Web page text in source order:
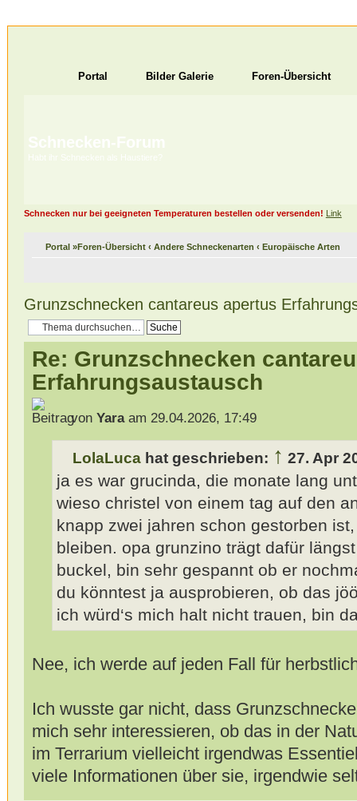
Portal Bilder Galerie Foren-Übersicht
Schnecken-Forum
Habt ihr Schnecken als Haustiere?
Schnecken nur bei geeigneten Temperaturen bestellen oder versenden! Link
Portal»Foren-Übersicht ‹ Andere Schneckenarten ‹ Europäische Arten
Grunzschnecken cantareus apertus
Re: Grunzschnecken
Erfahrungsaustausch
von Yaraam 29.04.2026, 17:49
LolaLucahat geschrieben: ↑ 27. Apr
ja es war grucinda, die monate lang
wieso christel von einem tag auf den
knapp zwei jahren schon gestorben
bleiben. opa grunzino trägt dafür
buckel, bin sehr gespannt ob er
du könntest ja ausprobieren, ob das
ich würd‘s mich halt nicht trauen, bin
Nee, ich werde auf jeden Fall für
Ich wusste gar nicht, dass
mich sehr interessieren, ob das in der
im Terrarium vielleicht irgendwas
viele Informationen über sie, irgendwie